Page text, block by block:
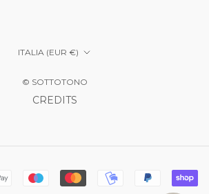
Paese/Area
ITALIA (EUR €)
© SOTTOTONO
CREDITS